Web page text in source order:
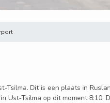
Tsilma. Dit is een plaats in
Ust-Tsilma op dit moment 8:10.